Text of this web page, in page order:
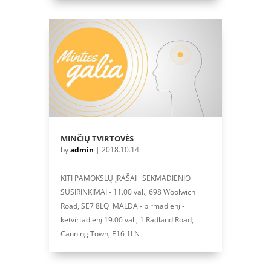
MINČIŲ TVIRTOVĖS
byadmin | 2018.10.14
KITI PAMOKSLŲ ĮRAŠAI SEKMADIENIO
SUSIRINKIMAI - 11.00 val., 698 Woolwich
Road, SE7 8LQ MALDA - pirmadienį -
ketvirtadienį 19.00 val., 1 Radland Road,
Canning Town, E16 1LN